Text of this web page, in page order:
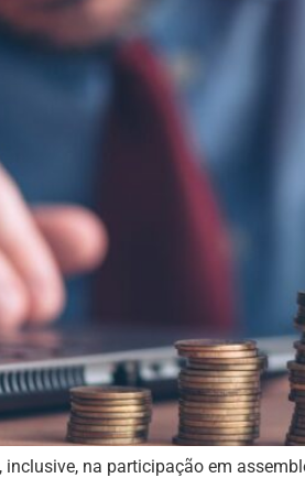
inclusive, na participação em